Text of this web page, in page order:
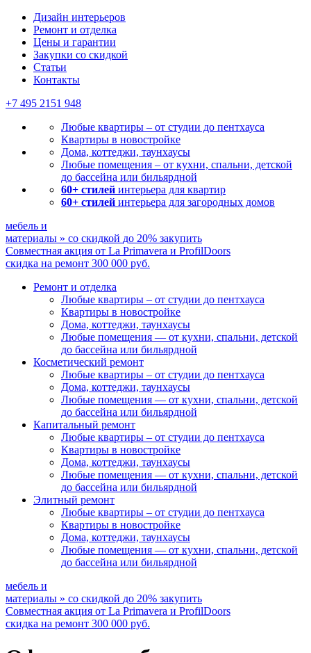
Дизайн интерьеров
Ремонт и отделка
Цены и гарантии
Закупки со скидкой
Статьи
Контакты
+7 495 2151 948
Любые квартиры – от студии до пентхауса
Квартиры в новостройке
Дома, коттеджи, таунхаусы
Любые помещения – от кухни, спальни, детской
до бассейна или бильярдной
60+ стилей интерьера для квартир
60+ стилей интерьера для загородных домов
мебель и
материалы » со скидкой до 20% закупить
Совместная акция от La Primavera и ProfilDoors
скидка на ремонт 300 000 руб.
Ремонт и отделка
Любые квартиры – от студии до пентхауса
Квартиры в новостройке
Дома, коттеджи, таунхаусы
Любые помещения — от кухни, спальни, детской
до бассейна или бильярдной
Косметический ремонт
Любые квартиры – от студии до пентхауса
Дома, коттеджи, таунхаусы
Любые помещения — от кухни, спальни, детской
до бассейна или бильярдной
Капитальный ремонт
Любые квартиры – от студии до пентхауса
Квартиры в новостройке
Дома, коттеджи, таунхаусы
Любые помещения — от кухни, спальни, детской
до бассейна или бильярдной
Элитный ремонт
Любые квартиры – от студии до пентхауса
Квартиры в новостройке
Дома, коттеджи, таунхаусы
Любые помещения — от кухни, спальни, детской
до бассейна или бильярдной
мебель и
материалы » со скидкой до 20% закупить
Совместная акция от La Primavera и ProfilDoors
скидка на ремонт 300 000 руб.